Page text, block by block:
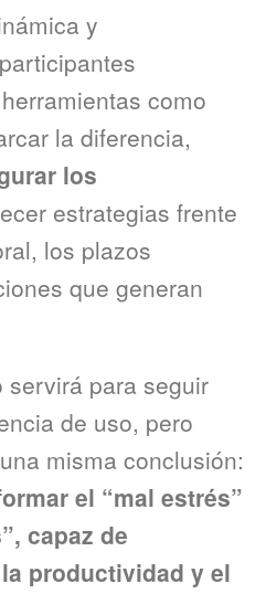
y
como
la diferencia,
los
estrategias frente
los plazos
que generan
servirá para seguir
de uso, pero
misma conclusión:
el “mal estrés”
capaz de
productividad y el